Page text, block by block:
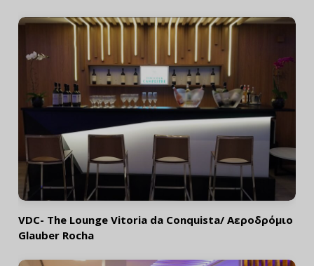
VDC- The Lounge Vitoria da Conquista/ Αεροδρόμιο
Glauber Rocha